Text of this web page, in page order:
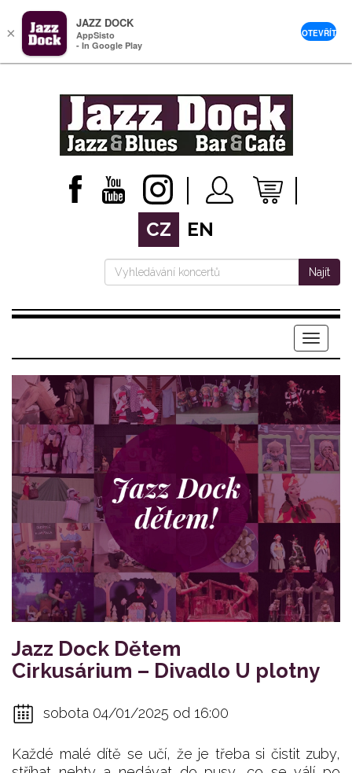
CZ EN
Najít
Menu
Jazz Dock Dětem
Cirkusárium – Divadlo U plotny
sobota 04/01/2025 od 16:00
Každé malé dítě se učí, že je třeba si čistit zuby,
×
JAZZ DOCK
AppSisto
- In Google Play
OTEVŘÍT